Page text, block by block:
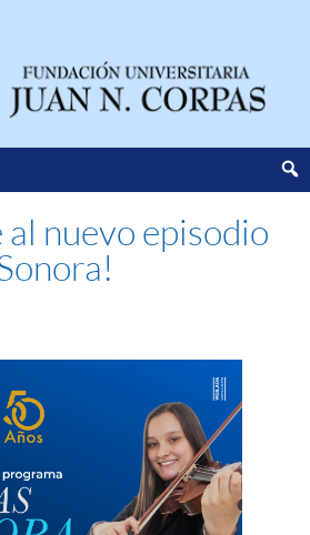
al nuevo episodio